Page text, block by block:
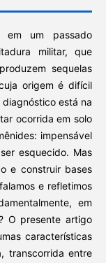
em um passado
militar, que
sequelas
origem é difícil
está na
ocorrida em solo
impensável
esquecido. Mas
e construir bases
e refletimos
em
O presente artigo
características
transcorrida entre